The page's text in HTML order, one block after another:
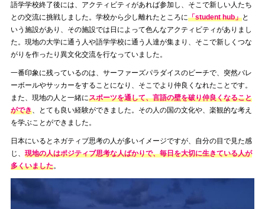
語学学校終了後には、アクティビティがあれば参加し、そこで新しい人たち
との交流に挑戦しました。学校から少し離れたところに「student hub」と
いう施設があり、その施設では日によって色んなアクティビティがありまし
た。現地の大学に通う人や語学学校に通う人達が集まり、そこで新しくつな
がりを作ったり異文化交流を行なっていました。
一番印象に残っているのは、サーファーズパラダイスのビーチで、突然バレ
ーボールやサッカーをすることになり、そこでより仲良くなれたことです。
また、現地の人と一緒にスポーツを通して、言語の壁を破り仲良くなること
ができ、とても良い経験ができました。その人の国の文化や、楽観的な考え
を学ぶことができました。
日本にいるとネガティブ思考の人が多いイメージですが、自分の目で見た感
じ、 現地の人はポジティブ思考な人ばかりで、毎日を大切に生きている人が
多くいました。